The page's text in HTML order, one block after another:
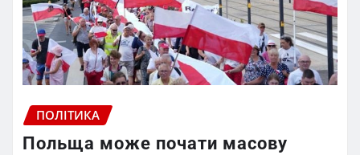
ПОЛІТИКА
Польща може почати масову